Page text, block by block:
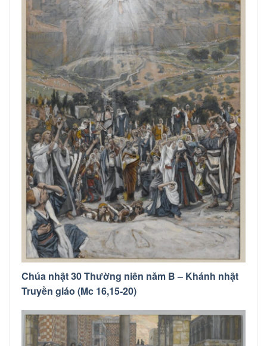
Chúa nhật 30 Thường niên năm B – Khánh nhật
Truyền giáo (Mc 16,15-20)